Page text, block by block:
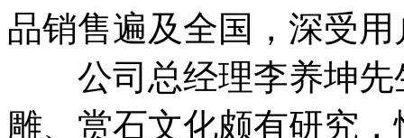
品销售遍及全国，深受
公司总经理李养坤先
雕、赏石文化颇有研究